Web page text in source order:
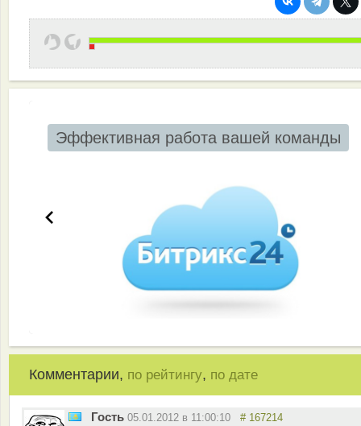
Эффективная работа вашей команды
Комментарии, по рейтингу, по дате
Гость 05.01.2012 в 11:00:10 # 167214